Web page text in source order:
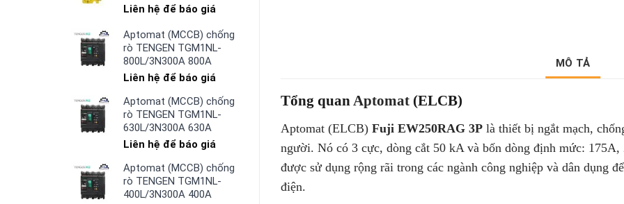
Liên hệ để báo giá
Aptomat (MCCB) chống
rò TENGEN TGM1NL-
800L/3N300A 800A
Liên hệ để báo giá
Aptomat (MCCB) chống
rò TENGEN TGM1NL-
630L/3N300A 630A
Liên hệ để báo giá
Aptomat (MCCB) chống
rò TENGEN TGM1NL-
400L/3N300A 400A
MÔ TẢ
Tổng quanAptomat (ELCB)
Aptomat (ELCB) Fuji EW250RAG 3P là thiết bị ngắt mạch,
người. Nó có 3 cực, dòng cắt 50 kA và bốn dòng định mức:
được sử dụng rộng rãi trong các ngành công nghiệp và dân dụng
điện.